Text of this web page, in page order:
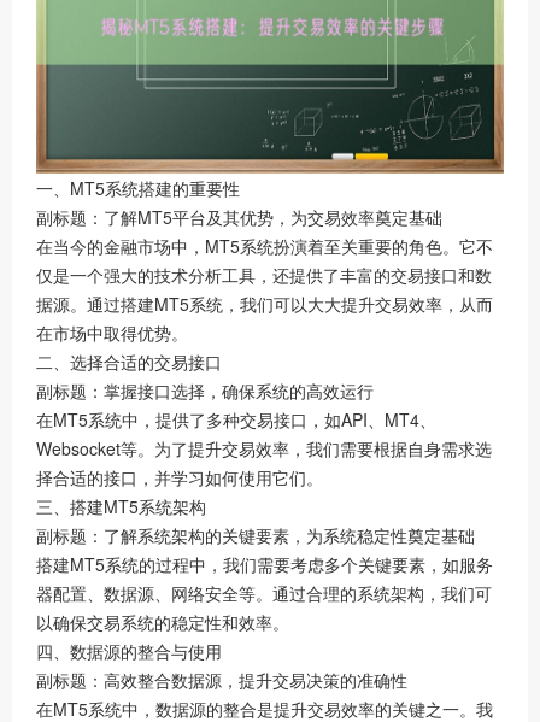
一、MT5系统搭建的重要性
副标题：了解MT5平台及其优势，为交易效率奠定基础
在当今的金融市场中，MT5系统扮演着至关重要的角色。它不
仅是一个强大的技术分析工具，还提供了丰富的交易接口和数
据源。通过搭建MT5系统，我们可以大大提升交易效率，从而
在市场中取得优势。
二、选择合适的交易接口
副标题：掌握接口选择，确保系统的高效运行
在MT5系统中，提供了多种交易接口，如API、MT4、
Websocket等。为了提升交易效率，我们需要根据自身需求选
择合适的接口，并学习如何使用它们。
三、搭建MT5系统架构
副标题：了解系统架构的关键要素，为系统稳定性奠定基础
搭建MT5系统的过程中，我们需要考虑多个关键要素，如服务
器配置、数据源、网络安全等。通过合理的系统架构，我们可
以确保交易系统的稳定性和效率。
四、数据源的整合与使用
副标题：高效整合数据源，提升交易决策的准确性
在MT5系统中，数据源的整合是提升交易效率的关键之一。我